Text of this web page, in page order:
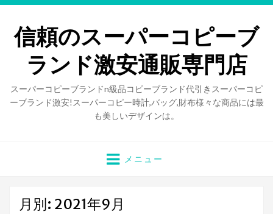
信頼のスーパーコピーブ
ランド激安通販専門店
スーパーコピーブランドn級品コピーブランド代引きスーパーコピ
ーブランド激安!スーパーコピー時計,バッグ,財布様々な商品には最
も美しいデザインは。
メニュー
月別: 2021年9月